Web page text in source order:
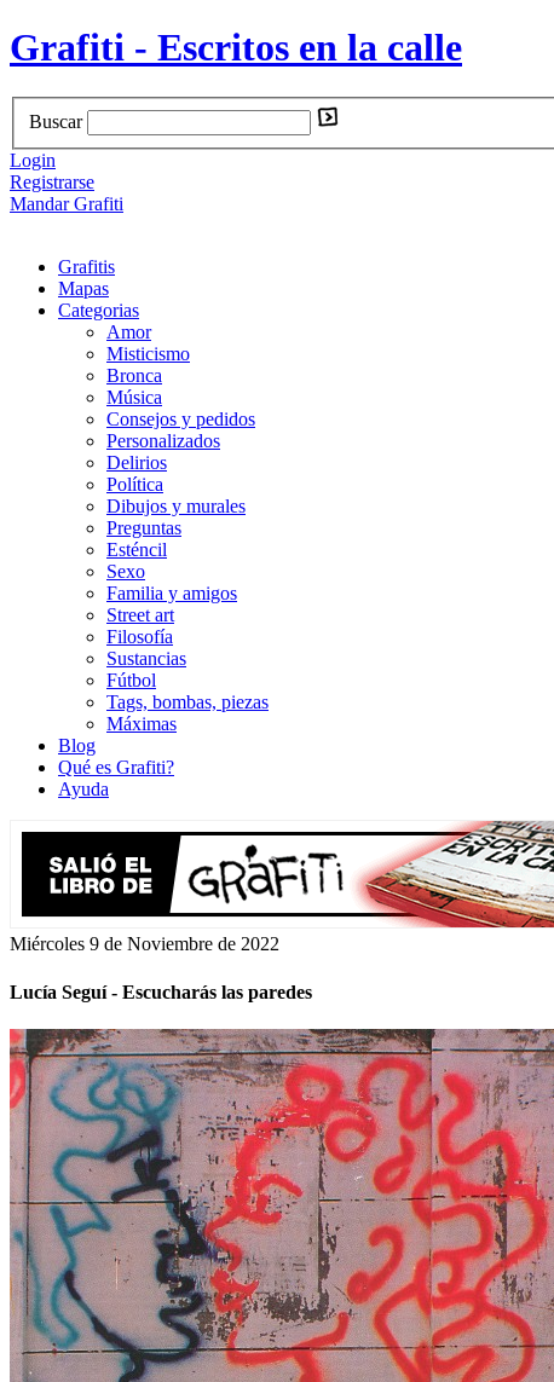
Grafiti - Escritos en la calle
Buscar
Login
Registrarse
Mandar Grafiti
Grafitis
Mapas
Categorias
Amor
Misticismo
Bronca
Música
Consejos y pedidos
Personalizados
Delirios
Política
Dibujos y murales
Preguntas
Esténcil
Sexo
Familia y amigos
Street art
Filosofía
Sustancias
Fútbol
Tags, bombas, piezas
Máximas
Blog
Qué es Grafiti?
Ayuda
Miércoles 9 de Noviembre de 2022
Lucía Seguí - Escucharás las paredes